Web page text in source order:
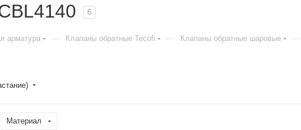
6
арматура — Клапаны обратные Tecofi — Клапаны обратные шаровые —
Материал